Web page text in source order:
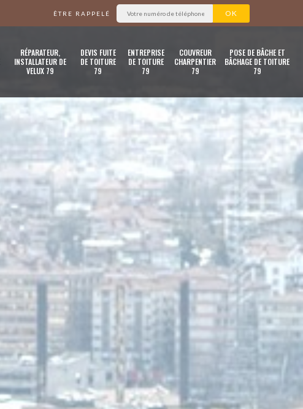
ÊTRE RAPPELÉ
RÉPARATEUR,
INSTALLATEUR DE
VELUX 79
DEVIS FUITE
DE TOITURE
79
ENTREPRISE
DE TOITURE
79
COUVREUR
CHARPENTIER
79
POSE DE BÂCHE ET
BÂCHAGE DE TOITURE
79